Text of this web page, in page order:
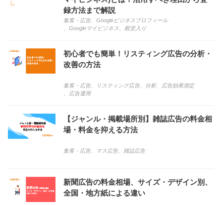
録方法まで解説
集客・広告、 Googleビジネスプロフィール
Googleマイビジネス 殿堂入り
初心者でも簡単！リスティング広告の分析・
改善の方法
集客・広告、 リスティング広告、 分析、
広告効果測定
広告運用
【ジャンル・掲載場所別】雑誌広告の料金相
場・料金を抑える方法
集客・広告、 マス広告、 雑誌広告
新聞広告の料金相場、サイズ・デザイン別、
全国・地方紙による違い